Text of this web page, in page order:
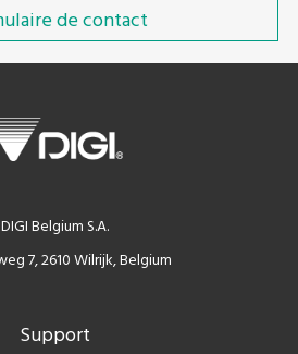
de contact
DIGI Belgium S.A.
7, 2610 Wilrijk, Belgium
Support